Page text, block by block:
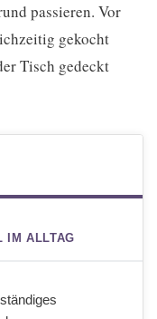
passieren. Vor
gekocht
Tisch gedeckt
IM ALLTAG